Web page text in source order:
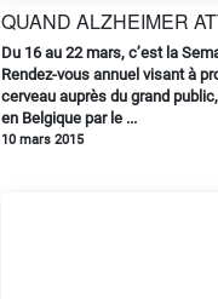
QUAND ALZHEIMER
Du 16 au 22 mars, c’est la
Rendez-vous annuel visant à
cerveau auprès du grand
en Belgique par le ...
10 mars 2015